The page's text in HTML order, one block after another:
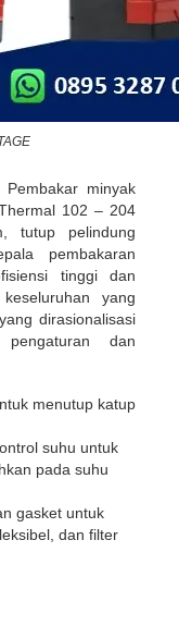
minyak
102 – 204
tutup pelindung
pembakaran
tinggi dan
yang
dirasionalisasi
pengaturan dan
menutup katup
suhu untuk
pada suhu
gasket untuk
dan filter